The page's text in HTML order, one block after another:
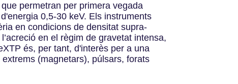
permetran per primera vegada
0,5-30 keV. Els instruments
en condicions de densitat supra-
en el règim de gravetat intensa,
és, per tant, d'interès per a una
(magnetars), púlsars, forats